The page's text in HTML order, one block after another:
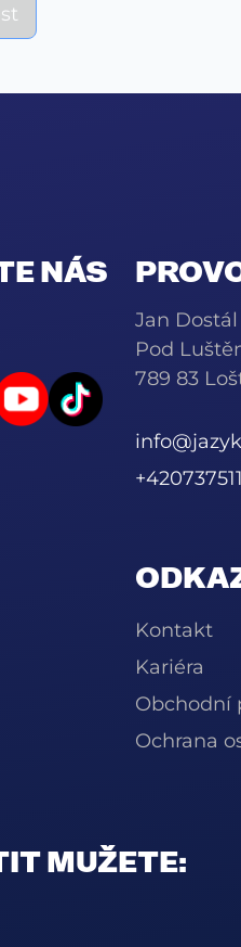
NÁS
Jan Dostál
Pod
789 83
Kontakt
Kariéra
Obchodní
Ochrana
MUŽETE: